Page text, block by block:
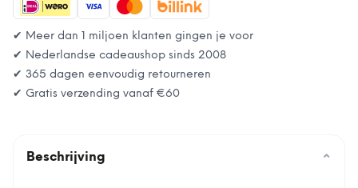
✔ Meer dan 1 miljoen klanten gingen je voor
✔ Nederlandse cadeaushop sinds 2008
✔ 365 dagen eenvoudig retourneren
✔ Gratis verzending vanaf €60
Beschrijving ⌄